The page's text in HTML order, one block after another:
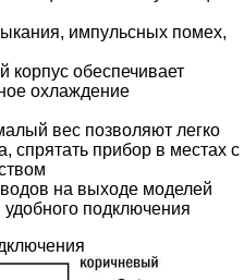
импульсных помех,
обеспечивает
охлаждение
вес позволяют легко
спрятать прибор в местах с
на выходе моделей
подключения